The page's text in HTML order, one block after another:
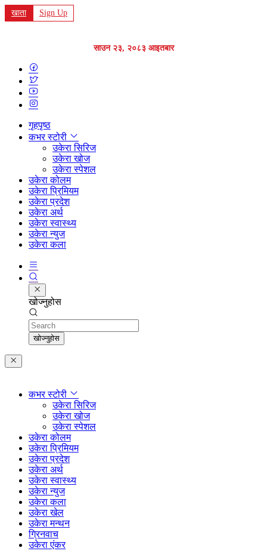
खाता Sign Up
साउन २३, २०८३ आइतबार
गृहपृष्ठ
कभर स्टोरी
उकेरा सिरिज
उकेरा खोज
उकेरा स्पेशल
उकेरा कोलम
उकेरा प्रिमियम
उकेरा प्रदेश
उकेरा अर्थ
उकेरा स्वास्थ्य
उकेरा न्युज
उकेरा कला
खोज्नुहोस
Search
खोज्नुहोस
कभर स्टोरी
उकेरा सिरिज
उकेरा खोज
उकेरा स्पेशल
उकेरा कोलम
उकेरा प्रिमियम
उकेरा प्रदेश
उकेरा अर्थ
उकेरा स्वास्थ्य
उकेरा न्युज
उकेरा कला
उकेरा खेल
उकेरा मन्थन
ग्रिनवाच
उकेरा एंकर